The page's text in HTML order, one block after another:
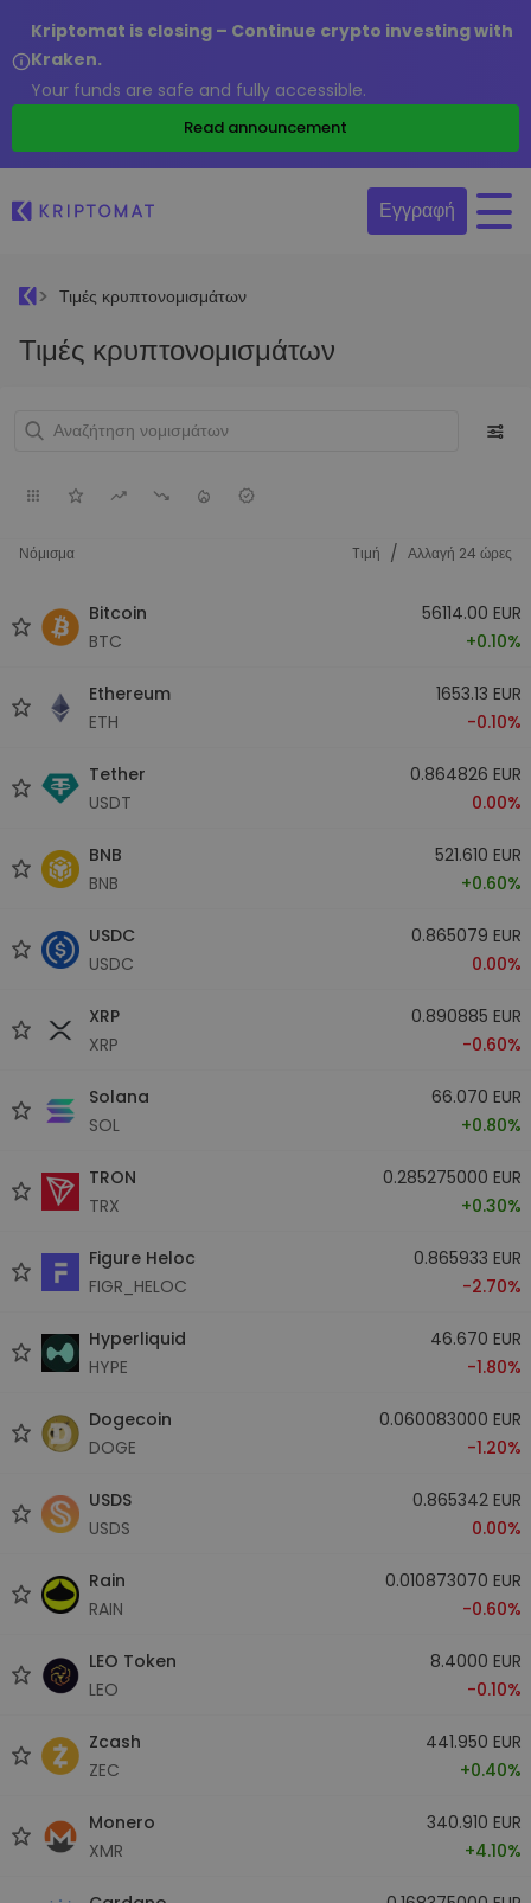
Kriptomat is closing – Continue crypto investing with
Kraken.
Your funds are safe and fully accessible.
Read announcement
Εγγραφή
Τιμές κρυπτονομισμάτων
Τιμές κρυπτονομισμάτων
Νόμισμα Tιμή / Αλλαγή 24 ώρες
Bitcoin
BTC
56114.00 EUR
+0.10%
Ethereum
ETH
1653.13 EUR
-0.10%
Tether
USDT
0.864826 EUR
0.00%
BNB
BNB
521.610 EUR
+0.60%
USDC
USDC
0.865079 EUR
0.00%
XRP
XRP
0.890885 EUR
-0.60%
Solana
SOL
66.070 EUR
+0.80%
TRON
TRX
0.285275000 EUR
+0.30%
Figure Heloc
FIGR_HELOC
0.865933 EUR
-2.70%
Hyperliquid
HYPE
46.670 EUR
-1.80%
Dogecoin
DOGE
0.060083000 EUR
-1.20%
USDS
USDS
0.865342 EUR
0.00%
Rain
RAIN
0.010873070 EUR
-0.60%
LEO Token
LEO
8.4000 EUR
-0.10%
Zcash
ZEC
441.950 EUR
+0.40%
Monero
XMR
340.910 EUR
+4.10%